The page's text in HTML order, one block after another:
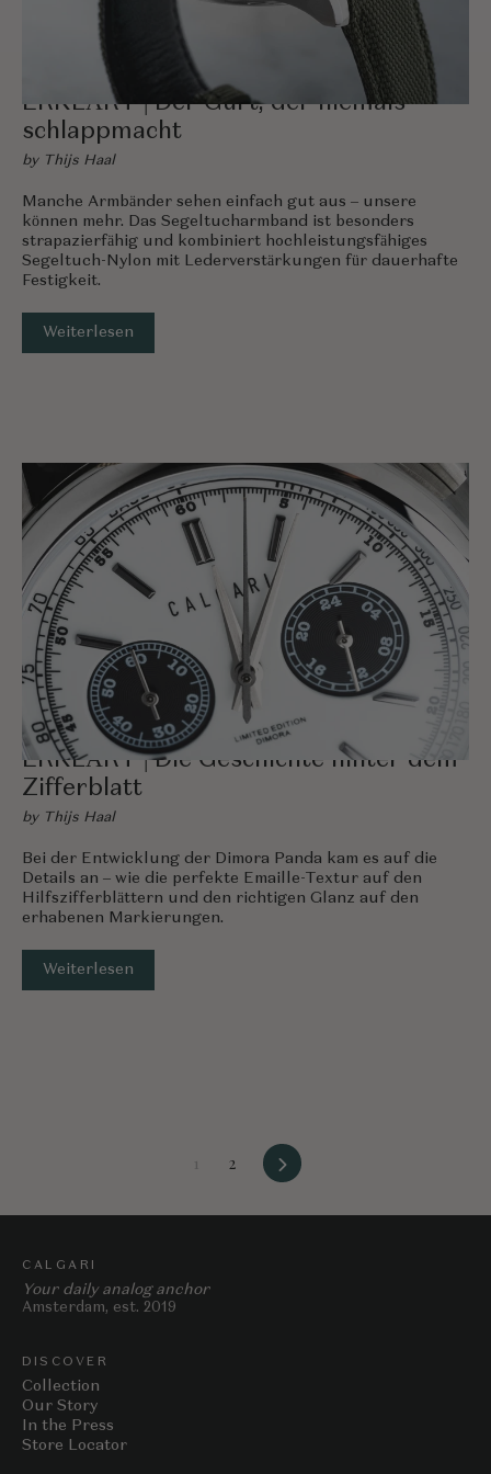
APRIL 11, 2025
ERKLÄRT | Der Gurt, der niemals
schlappmacht
by Thijs Haal
Manche Armbänder sehen einfach gut aus – unsere
können mehr. Das Segeltucharmband ist besonders
strapazierfähig und kombiniert hochleistungsfähiges
Segeltuch-Nylon mit Lederverstärkungen für dauerhafte
Festigkeit.
Weiterlesen
APRIL 02, 2025
ERKLÄRT | Die Geschichte hinter dem
Zifferblatt
by Thijs Haal
Bei der Entwicklung der Dimora Panda kam es auf die
Details an – wie die perfekte Emaille-Textur auf den
Hilfszifferblättern und den richtigen Glanz auf den
erhabenen Markierungen.
Weiterlesen
1 2 Vorwärts
CALGARI
Your daily analog anchor
Amsterdam, est. 2019
DISCOVER
Collection
Our Story
In the Press
Store Locator